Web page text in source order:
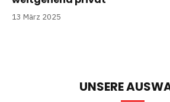
13 März 2025
UNSERE